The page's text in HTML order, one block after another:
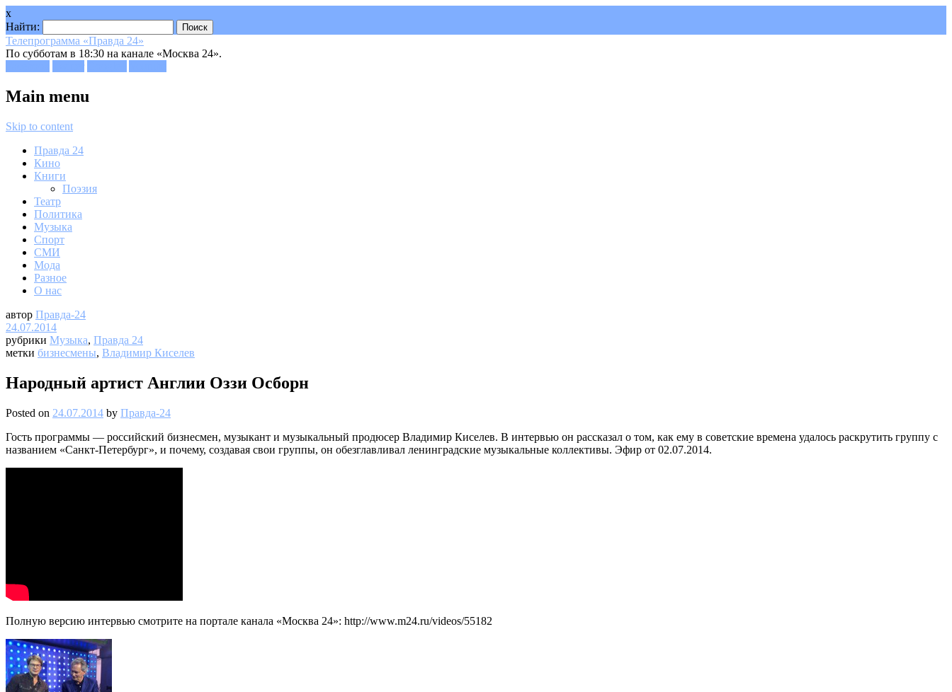
x
Найти:
Телепрограмма «Правда 24»
По субботам в 18:30 на канале «Москва 24».
Main menu
Skip to content
Правда 24
Кино
Книги
Поэзия
Театр
Политика
Музыка
Спорт
СМИ
Мода
Разное
О нас
автор Правда-24
24.07.2014
рубрики Музыка, Правда 24
метки бизнесмены, Владимир Киселев
Народный артист Англии Оззи Осборн
Posted on 24.07.2014 by Правда-24
Гость программы — российский бизнесмен, музыкант и музыкальный продюсер Владимир Киселев. В интервью он рассказал о том, как ему в советские времена удалось раскрутить группу с
названием «Санкт-Петербург», и почему, создавая свои группы, он обезглавливал ленинградские музыкальные коллективы. Эфир от 02.07.2014.
Полную версию интервью смотрите на портале канала «Москва 24»: http://www.m24.ru/videos/55182